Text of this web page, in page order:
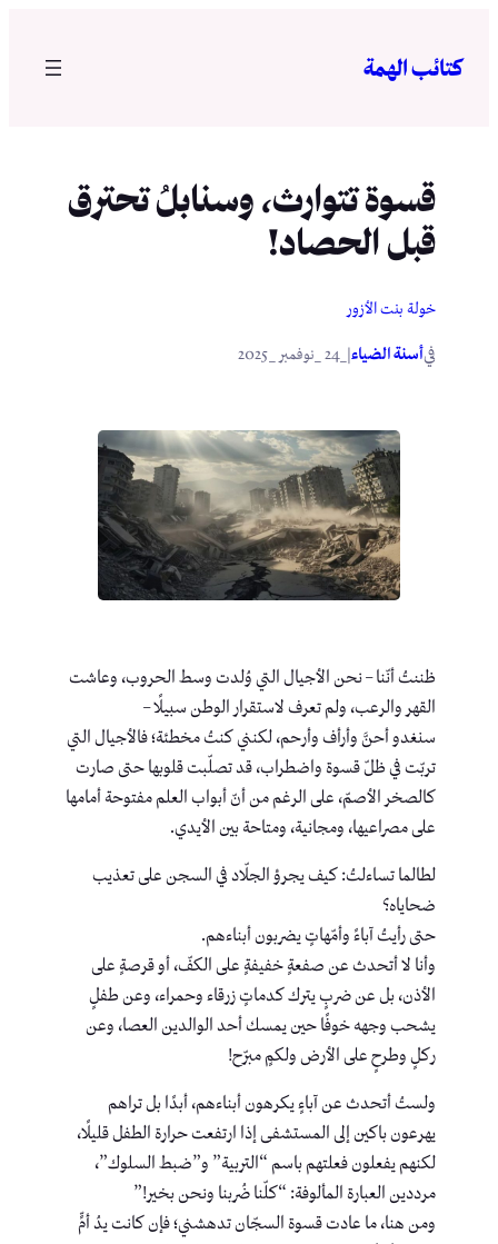
المحتوى
كتائب الهمة
قسوة تتوارث، وسنابلُ تحترق
قبل الحصاد!
خولة بنت الأزور
فيأسنة الضياء
ظننتُ أنّنا – نحن الأجيال التي وُلدت وسط الحروب، وعاشت
القهر والرعب، ولم تعرف لاستقرار الوطن سبيلًا –
سنغدو أحنَّ وأرأف وأرحم، لكنني كنتُ مخطئة؛ فالأجيال التي
تربّت في ظلّ قسوة واضطراب، قد تصلّبت قلوبها حتى صارت
كالصخر الأصمّ، على الرغم من أنّ أبواب العلم مفتوحة أمامها
على مصراعيها، ومجانية، ومتاحة بين الأيدي.
لطالما تساءلتُ: كيف يجرؤ الجلّاد في السجن على تعذيب
ضحاياه؟
حتى رأيتُ آباءً وأمّهاتٍ يضربون أبناءهم.
وأنا لا أتحدث عن صفعةٍ خفيفةٍ على الكفّ، أو قرصةٍ على
الأذن، بل عن ضربٍ يترك كدماتٍ زرقاء وحمراء، وعن طفلٍ
يشحب وجهه خوفًا حين يمسك أحد الوالدين العصا، وعن
ركلٍ وطرحٍ على الأرض ولكمٍ مبرّح!
ولستُ أتحدث عن آباءٍ يكرهون أبناءهم، أبدًا بل تراهم
يهرعون باكين إلى المستشفى إذا ارتفعت حرارة الطفل قليلًا،
لكنهم يفعلون فعلتهم باسم “التربية” و”ضبط السلوك”،
مرددين العبارة المألوفة: “كلّنا ضُربنا ونحن بخير!”
ومن هنا، ما عادت قسوة السجّان تدهشني؛ فإن كانت يدُ أمٍّ